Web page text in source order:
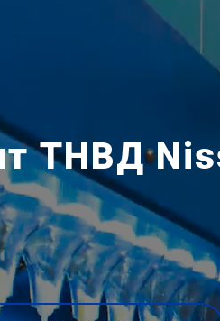
ТНВД